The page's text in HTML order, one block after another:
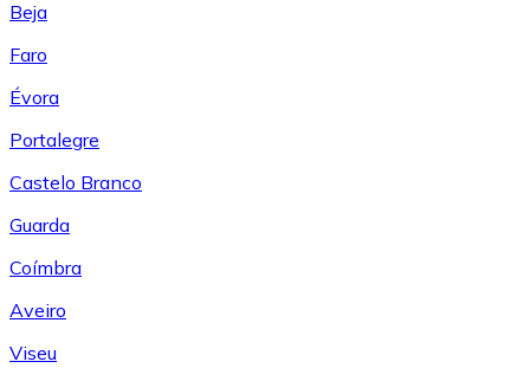
Beja
Faro
Évora
Portalegre
Castelo Branco
Guarda
Coímbra
Aveiro
Viseu